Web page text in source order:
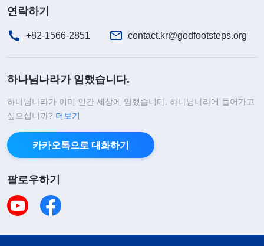
연락하기
+82-1566-2851 contact.kr@godfootsteps.org
하나님나라가 임했습니다.
하나님나라가 이미 인간 세상에 임했습니다. 하나님나라에 들어가고
싶으십니까? 더보기
카카오톡으로 대화하기
팔로우하기